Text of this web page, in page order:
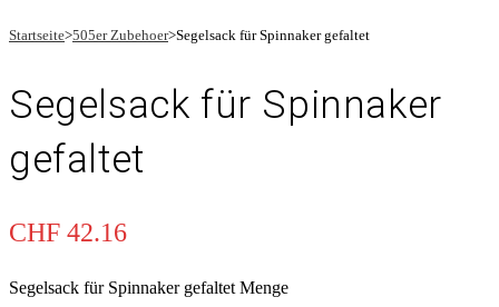
Startseite>505er Zubehoer>Segelsack für Spinnaker gefaltet
Segelsack für Spinnaker
gefaltet
CHF 42.16
Segelsack für Spinnaker gefaltet Menge